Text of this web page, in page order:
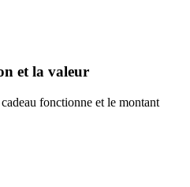
et la valeur
fonctionne et le montant